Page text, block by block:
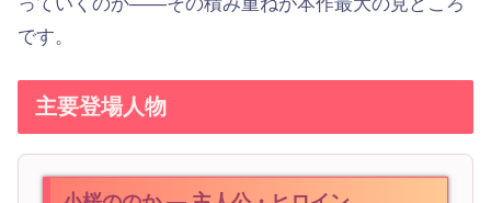
っていくのか——その積み重ねが本作最大の見どころ
です。
主要登場人物